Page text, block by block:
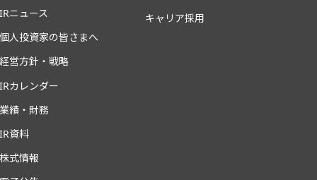
IRニュース
個人投資家の皆さまへ
経営方針・戦略
IRカレンダー
業績・財務
IR資料
株式情報
キャリア採用